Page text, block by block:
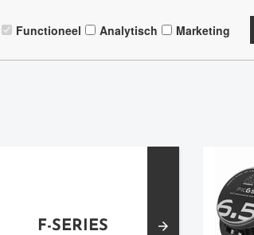
F-SERIES 
Functioneel Analytisch Marketing